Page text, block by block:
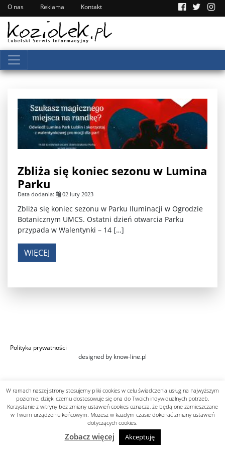
O nas Reklama Kontakt
Zbliża się koniec sezonu w Lumina
Parku
Data dodania: 02 luty 2023
Zbliża się koniec sezonu w Parku Iluminacji w Ogrodzie
Botanicznym UMCS. Ostatni dzień otwarcia Parku
przypada w Walentynki – 14 […]
WIĘCEJ
Polityka prywatności
designed by know-line.pl
W ramach naszej strony stosujemy pliki cookies w celu świadczenia usług na najwyższym
poziomie, dzięki czemu dostosowuje się ona do Twoich indywidualnych potrzeb.
Korzystanie z witryny bez zmiany ustawień cookies oznacza, że będą one zamieszczane
w Twoim urządzeniu końcowym. Możesz w każdym czasie dokonać zmiany ustawień
dotyczących cookies.
Zobacz więcej Akceptuję